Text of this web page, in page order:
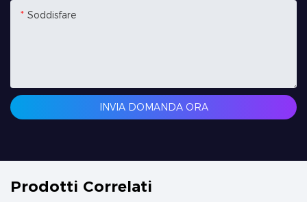
Soddisfare
INVIA DOMANDA ORA
Prodotti Correlati